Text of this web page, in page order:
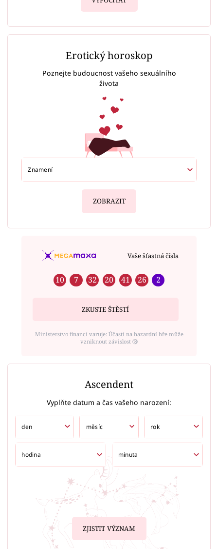
Erotický horoskop
Poznejte budoucnost vašeho sexuálního
života
ZOBRAZIT
Vaše šťastná čísla
10 7 32 20 41 26 2
ZKUSTE ŠTĚSTÍ
Ministerstvo financí varuje: Účastí na hazardní hře může
vzniknout závislost ⑱
Ascendent
Vyplňte datum a čas vašeho narození:
ZJISTIT VÝZNAM